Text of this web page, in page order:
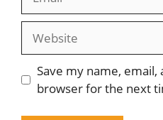
Website
Save my name, email,
browser for the next